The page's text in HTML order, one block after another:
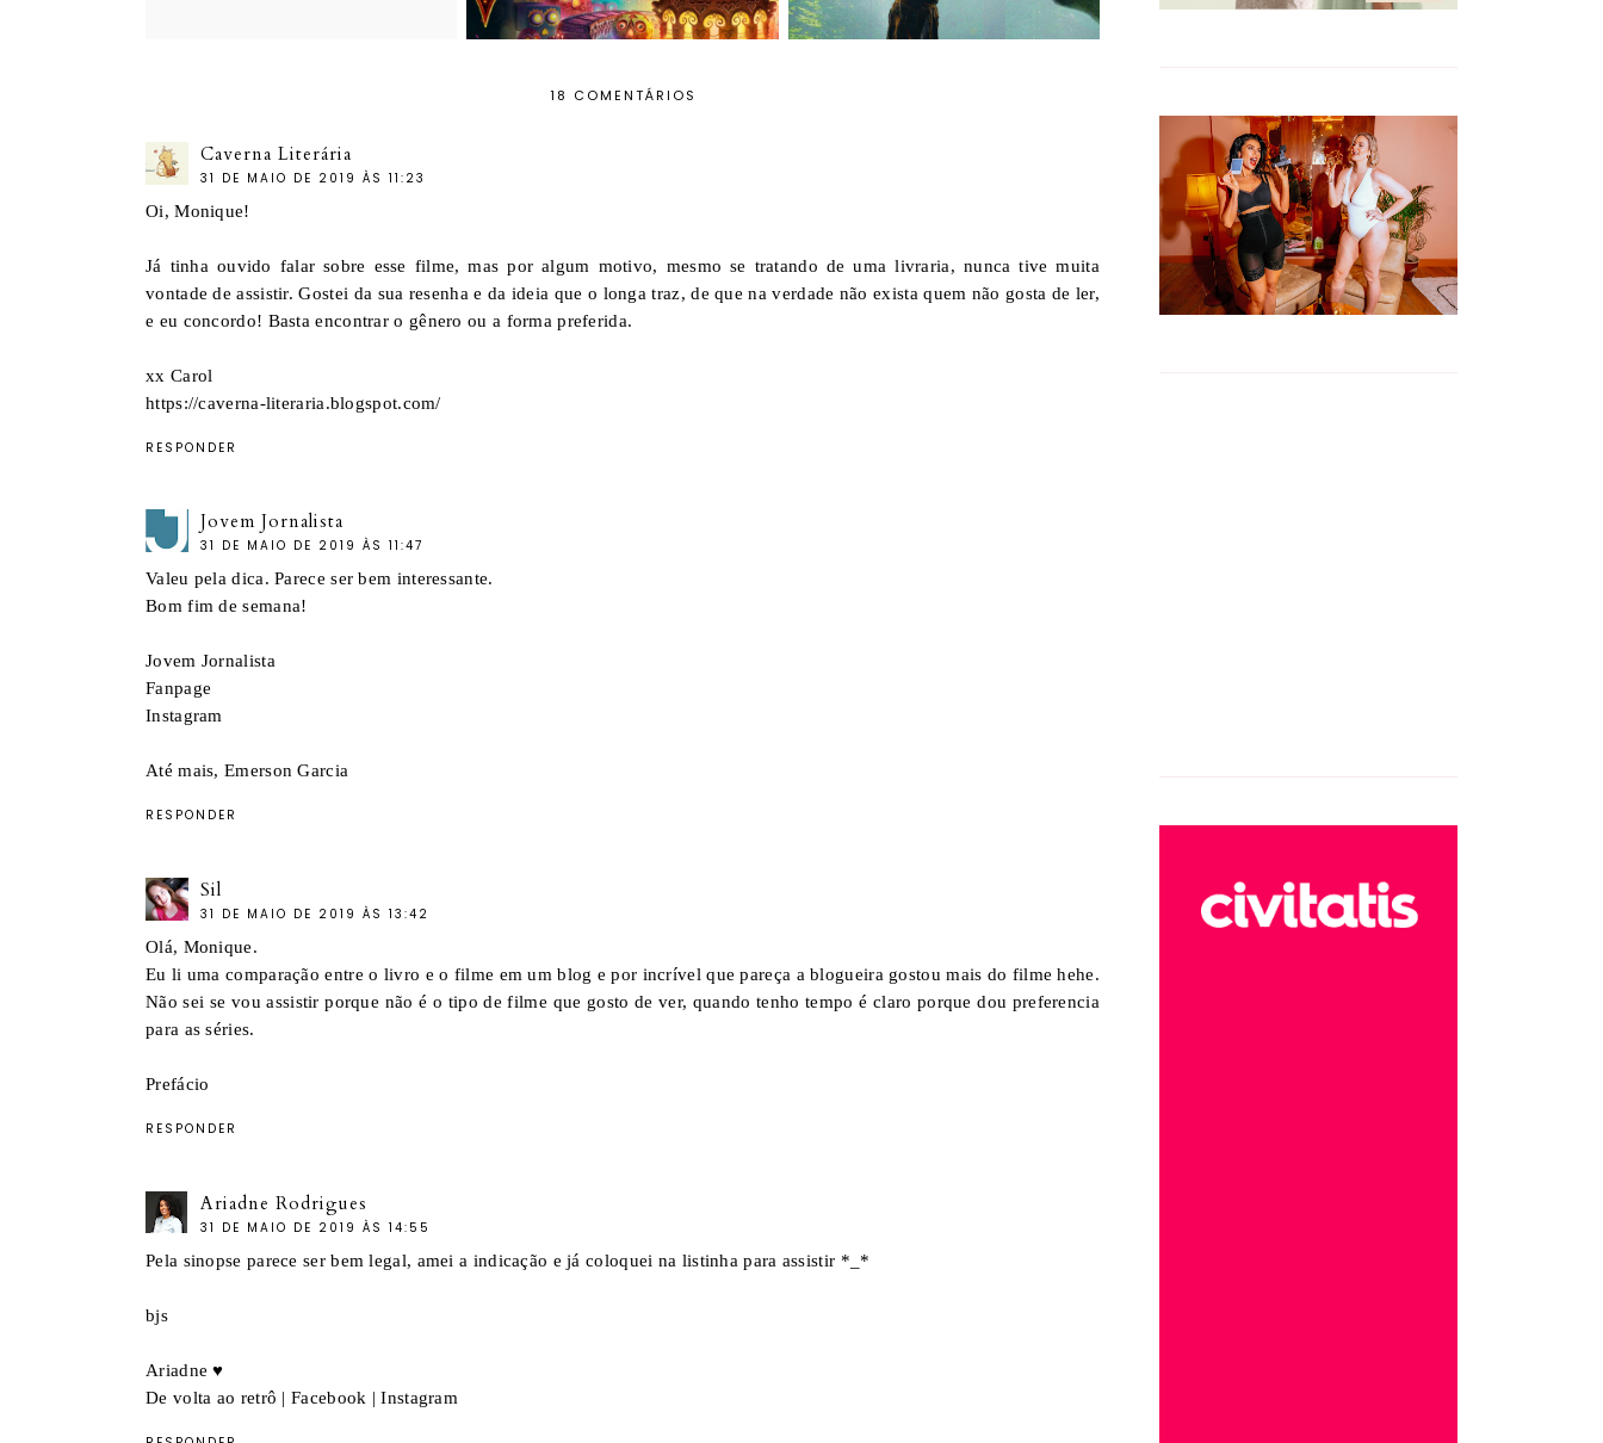
18 COMENTÁRIOS
Caverna Literária
31 DE MAIO DE 2019 ÀS 11:23
Oi, Monique!
Já tinha ouvido falar sobre esse filme, mas por algum motivo, mesmo se tratando de uma livraria, nunca tive muita
vontade de assistir. Gostei da sua resenha e da ideia que o longa traz, de que na verdade não exista quem não gosta de ler,
e eu concordo! Basta encontrar o gênero ou a forma preferida.
xx Carol
https://caverna-literaria.blogspot.com/
RESPONDER
Jovem Jornalista
31 DE MAIO DE 2019 ÀS 11:47
Valeu pela dica. Parece ser bem interessante.
Bom fim de semana!
Jovem Jornalista
Fanpage
Instagram
Até mais, Emerson Garcia
RESPONDER
Sil
31 DE MAIO DE 2019 ÀS 13:42
Olá, Monique.
Eu li uma comparação entre o livro e o filme em um blog e por incrível que pareça a blogueira gostou mais do filme hehe.
Não sei se vou assistir porque não é o tipo de filme que gosto de ver, quando tenho tempo é claro porque dou preferencia
para as séries.
Prefácio
RESPONDER
Ariadne Rodrigues
31 DE MAIO DE 2019 ÀS 14:55
Pela sinopse parece ser bem legal, amei a indicação e já coloquei na listinha para assistir *_*
bjs
Ariadne ♥
De volta ao retrô |Facebook |Instagram